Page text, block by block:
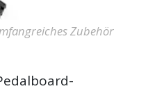
Zubehör